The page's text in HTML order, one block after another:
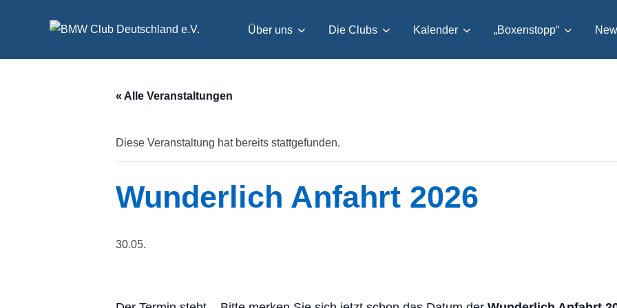
Über uns Die Clubs Kalender „Boxenstopp“
« Alle Veranstaltungen
Diese Veranstaltung hat bereits stattgefunden.
Wunderlich Anfahrt 2026
30.05.